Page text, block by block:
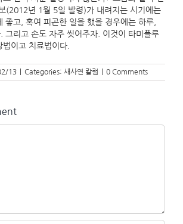
(2012년 1월 5일 발령)가 내려지는 시기에는
좋고, 혹여 피곤한 일을 했을 경우에는 하루,
그리고 손도 자주 씻어주자. 이것이 타미플루
이고 치료법이다.
13 Categories: 새사연 칼럼 0 Comments